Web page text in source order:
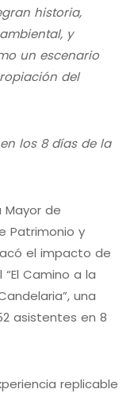
historia,
y
un escenario
del
los 8 días de la
Mayor de
Patrimonio y
el impacto de
Camino a la
una
asistentes en 8
replicable